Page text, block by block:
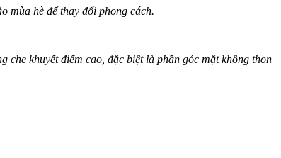
mùa hè để thay đổi phong cách.
khuyết điểm cao, đặc biệt là phần góc mặt không thon